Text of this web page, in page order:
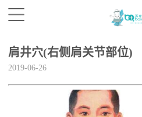
肩井穴(右侧肩关节部位)
2019-06-26